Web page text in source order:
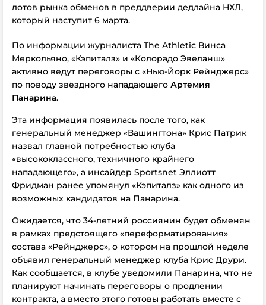
лотов рынка обменов в преддверии дедлайна НХЛ,
который наступит 6 марта.
По информации журналиста The Athletic Винса
Меркольяно, «Кэпиталз» и «Колорадо Эвеланш»
активно ведут переговоры с «Нью-Йорк Рейнджерс»
по поводу звёздного нападающего Артемия
Панарина.
Эта информация появилась после того, как
генеральный менеджер «Вашингтона» Крис Патрик
назвал главной потребностью клуба
«высококлассного, техничного крайнего
нападающего», а инсайдер Sportsnet Эллиотт
Фридман ранее упомянул «Кэпиталз» как одного из
возможных кандидатов на Панарина.
Ожидается, что 34-летний россиянин будет обменян
в рамках предстоящего «переформатирования»
состава «Рейнджерс», о котором на прошлой неделе
объявил генеральный менеджер клуба Крис Друри.
Как сообщается, в клубе уведомили Панарина, что не
планируют начинать переговоры о продлении
контракта, а вместо этого готовы работать вместе с